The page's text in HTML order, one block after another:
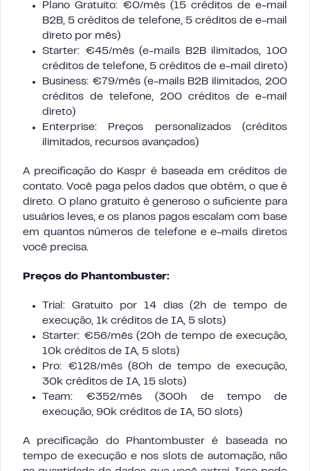
Plano Gratuito: €0/mês (15 créditos de e-mail
B2B, 5 créditos de telefone, 5 créditos de e-mail
direto por mês)
Starter: €45/mês (e-mails B2B ilimitados, 100
créditos de telefone, 5 créditos de e-mail direto)
Business: €79/mês (e-mails B2B ilimitados, 200
créditos de telefone, 200 créditos de e-mail
direto)
Enterprise: Preços personalizados (créditos
ilimitados, recursos avançados)
A precificação do Kaspr é baseada em créditos de
contato. Você paga pelos dados que obtém, o que é
direto. O plano gratuito é generoso o suficiente para
usuários leves, e os planos pagos escalam com base
em quantos números de telefone e e-mails diretos
você precisa.
Preços do Phantombuster:
Trial: Gratuito por 14 dias (2h de tempo de
execução, 1k créditos de IA, 5 slots)
Starter: €56/mês (20h de tempo de execução,
10k créditos de IA, 5 slots)
Pro: €128/mês (80h de tempo de execução,
30k créditos de IA, 15 slots)
Team: €352/mês (300h de tempo de
execução, 90k créditos de IA, 50 slots)
A precificação do Phantombuster é baseada no
tempo de execução e nos slots de automação, não